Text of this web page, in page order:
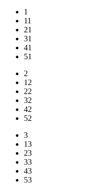
1
11
21
31
41
51
2
12
22
32
42
52
3
13
23
33
43
53